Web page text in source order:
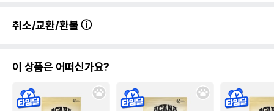
취소/교환/환불
이 상품은 어떠신가요?